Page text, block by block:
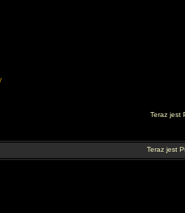
Teraz jest
Teraz jest